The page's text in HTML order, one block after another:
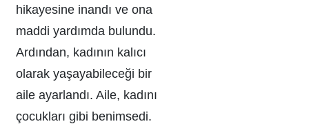
hikayesine inandı ve ona
maddi yardımda bulundu.
Ardından, kadının kalıcı
olarak yaşayabileceği bir
aile ayarlandı. Aile, kadını
çocukları gibi benimsedi.